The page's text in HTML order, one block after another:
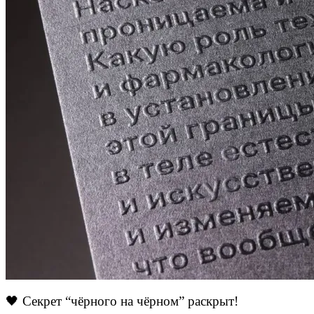
🖤 Секрет “чёрного на чёрном” раскрыт!